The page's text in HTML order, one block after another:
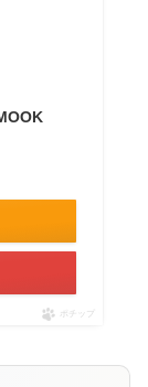
ポチップ